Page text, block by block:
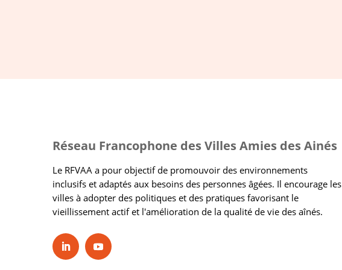
Réseau Francophone des Villes Amies des Ainés
Le RFVAA a pour objectif de promouvoir des environnements
inclusifs et adaptés aux besoins des personnes âgées. Il encourage les
villes à adopter des politiques et des pratiques favorisant le
vieillissement actif et l'amélioration de la qualité de vie des aînés.